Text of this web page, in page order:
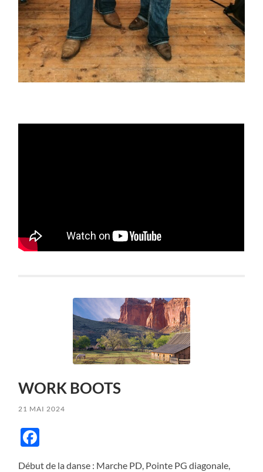
WORK BOOTS
21 MAI 2024
Début de la danse : Marche PD, Pointe PG diagonale,